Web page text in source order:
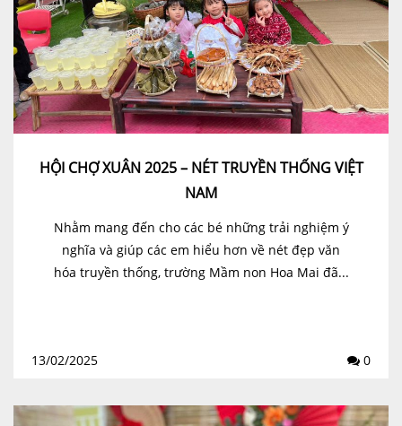
HỘI CHỢ XUÂN 2025 – NÉT TRUYỀN THỐNG VIỆT
NAM
Nhằm mang đến cho các bé những trải nghiệm ý
nghĩa và giúp các em hiểu hơn về nét đẹp văn
hóa truyền thống, trường Mầm non Hoa Mai đã...
13/02/2025 0